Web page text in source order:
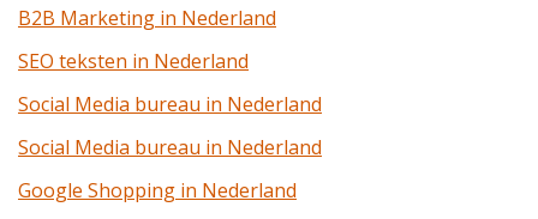
B2B Marketing in Nederland
SEO teksten in Nederland
Social Media bureau in Nederland
Social Media bureau in Nederland
Google Shopping in Nederland